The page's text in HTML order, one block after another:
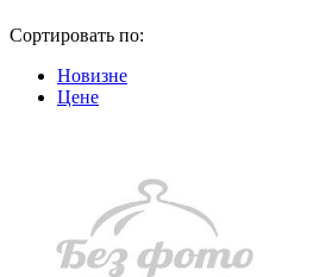
Сортировать по:
Новизне
Цене